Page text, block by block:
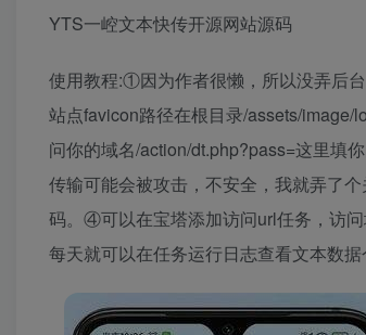
YTS一崆文本快传开源网站源码
使用教程:①因为作者很懒，所以没弄后
站点favicon路径在根目录/assets/
问你的域名/action/dt.php?pass=这里填
传输可能会被攻击，不安全，我就弄了
码。④可以在宝塔添加访问url任务，访
每天就可以在任务运行日志查看文本数